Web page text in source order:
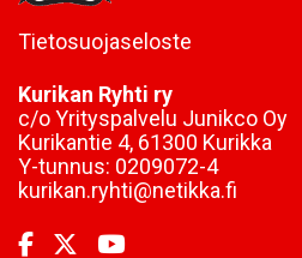
Tietosuojaseloste
Kurikan Ryhti ry
c/o Yrityspalvelu Junikco Oy
Kurikantie 4, 61300 Kurikka
Y-tunnus: 0209072-4
kurikan.ryhti@netikka.fi